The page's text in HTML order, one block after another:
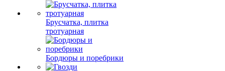
Брусчатка, плитка
тротуарная
Бордюры и поребрики